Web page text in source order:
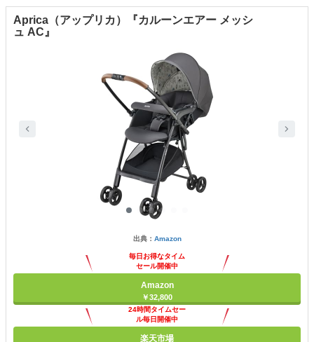
Aprica（アップリカ）『カルーンエアー メッシ
ュ AC』
出典： Amazon
毎日お得なタイム
セール開催中
Amazon
￥32,800
24時間タイムセー
ル毎日開催中
楽天市場